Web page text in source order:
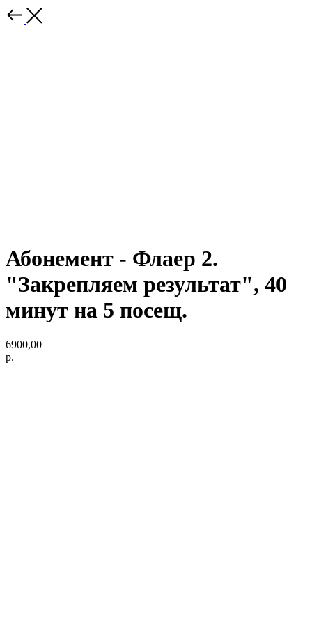
Абонемент - Флаер 2.
"Закрепляем результат", 40
минут на 5 посещ.
6900,00
р.